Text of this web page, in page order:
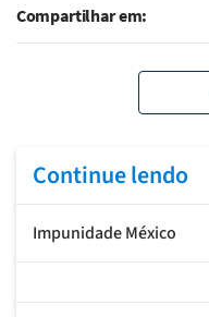
Compartilhar em:
Continue lendo
Impunidade México